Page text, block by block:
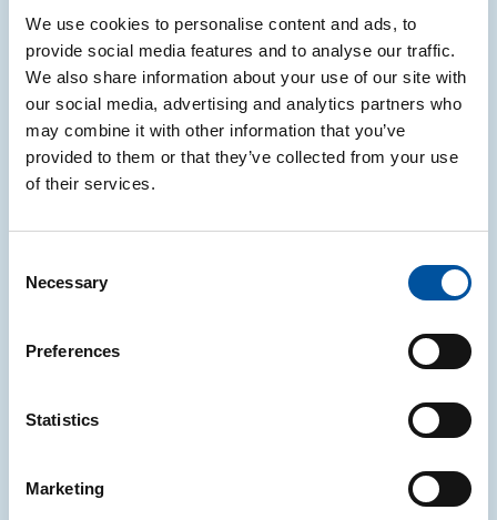
We use cookies to personalise content and ads, to
provide social media features and to analyse our traffic.
We also share information about your use of our site with
our social media, advertising and analytics partners who
may combine it with other information that you’ve
provided to them or that they’ve collected from your use
of their services.
Selection
Necessary
Preferences
Statistics
Marketing
Gli strumenti di Pensare
Futuro